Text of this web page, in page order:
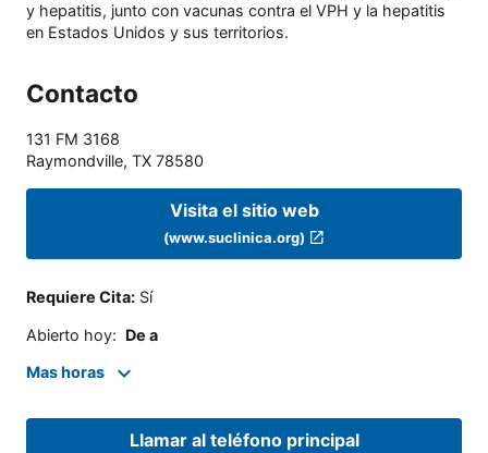
y hepatitis, junto con vacunas contra el VPH y la hepatitis
en Estados Unidos y sus territorios.
Contacto
131 FM 3168
Raymondville, TX 78580
Visita el sitio web
(www.suclinica.org)
Requiere Cita: Sí
Abierto hoy: De a
Mas horas
Llamar al teléfono principal